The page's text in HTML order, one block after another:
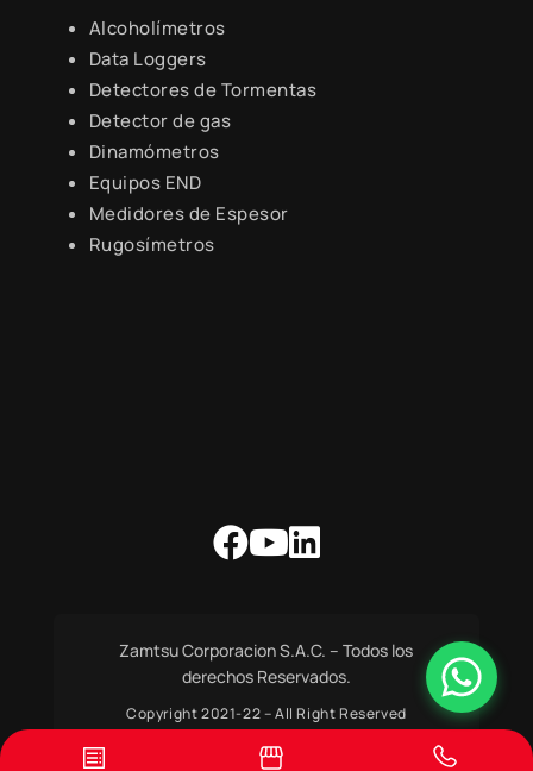
Alcoholímetros
Data Loggers
Detectores de Tormentas
Detector de gas
Dinamómetros
Equipos END
Medidores de Espesor
Rugosímetros
Zamtsu Corporacion S.A.C. – Todos los
derechos Reservados.
Copyright 2021-22 – All Right Reserved